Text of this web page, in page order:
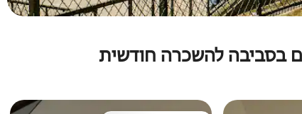
בסביבה להשכרה חודשית